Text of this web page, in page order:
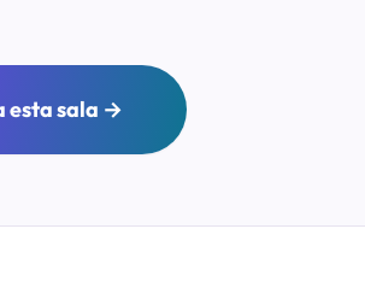
esta sala →